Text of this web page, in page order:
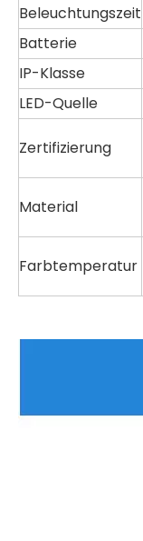
Beleuchtungszeit
Batterie
IP-Klasse
LED-Quelle
Zertifizierung
Material
Farbtemperatur